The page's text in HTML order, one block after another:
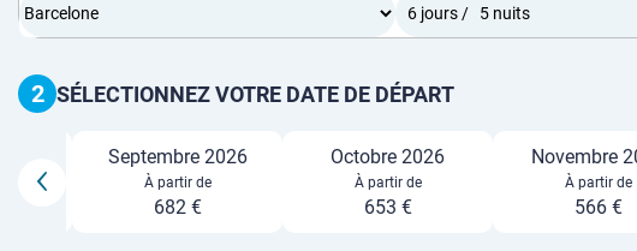
2 SÉLECTIONNEZ VOTRE DATE DE DÉPART
Septembre 2026
À partir de
682 €
Octobre 2026
À partir de
653 €
Novembre
À partir de
566 €